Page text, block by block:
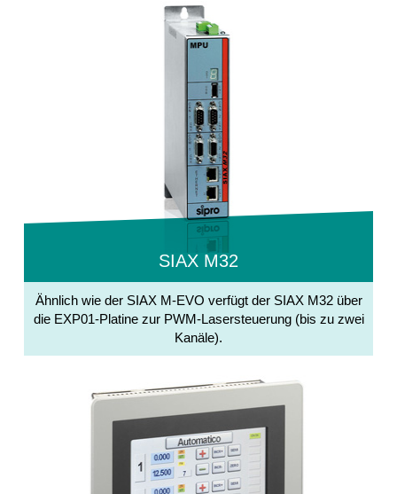
SIAX M32
Ähnlich wie der SIAX M-EVO verfügt der SIAX M32 über
die EXP01-Platine zur PWM-Lasersteuerung (bis zu zwei
Kanäle).